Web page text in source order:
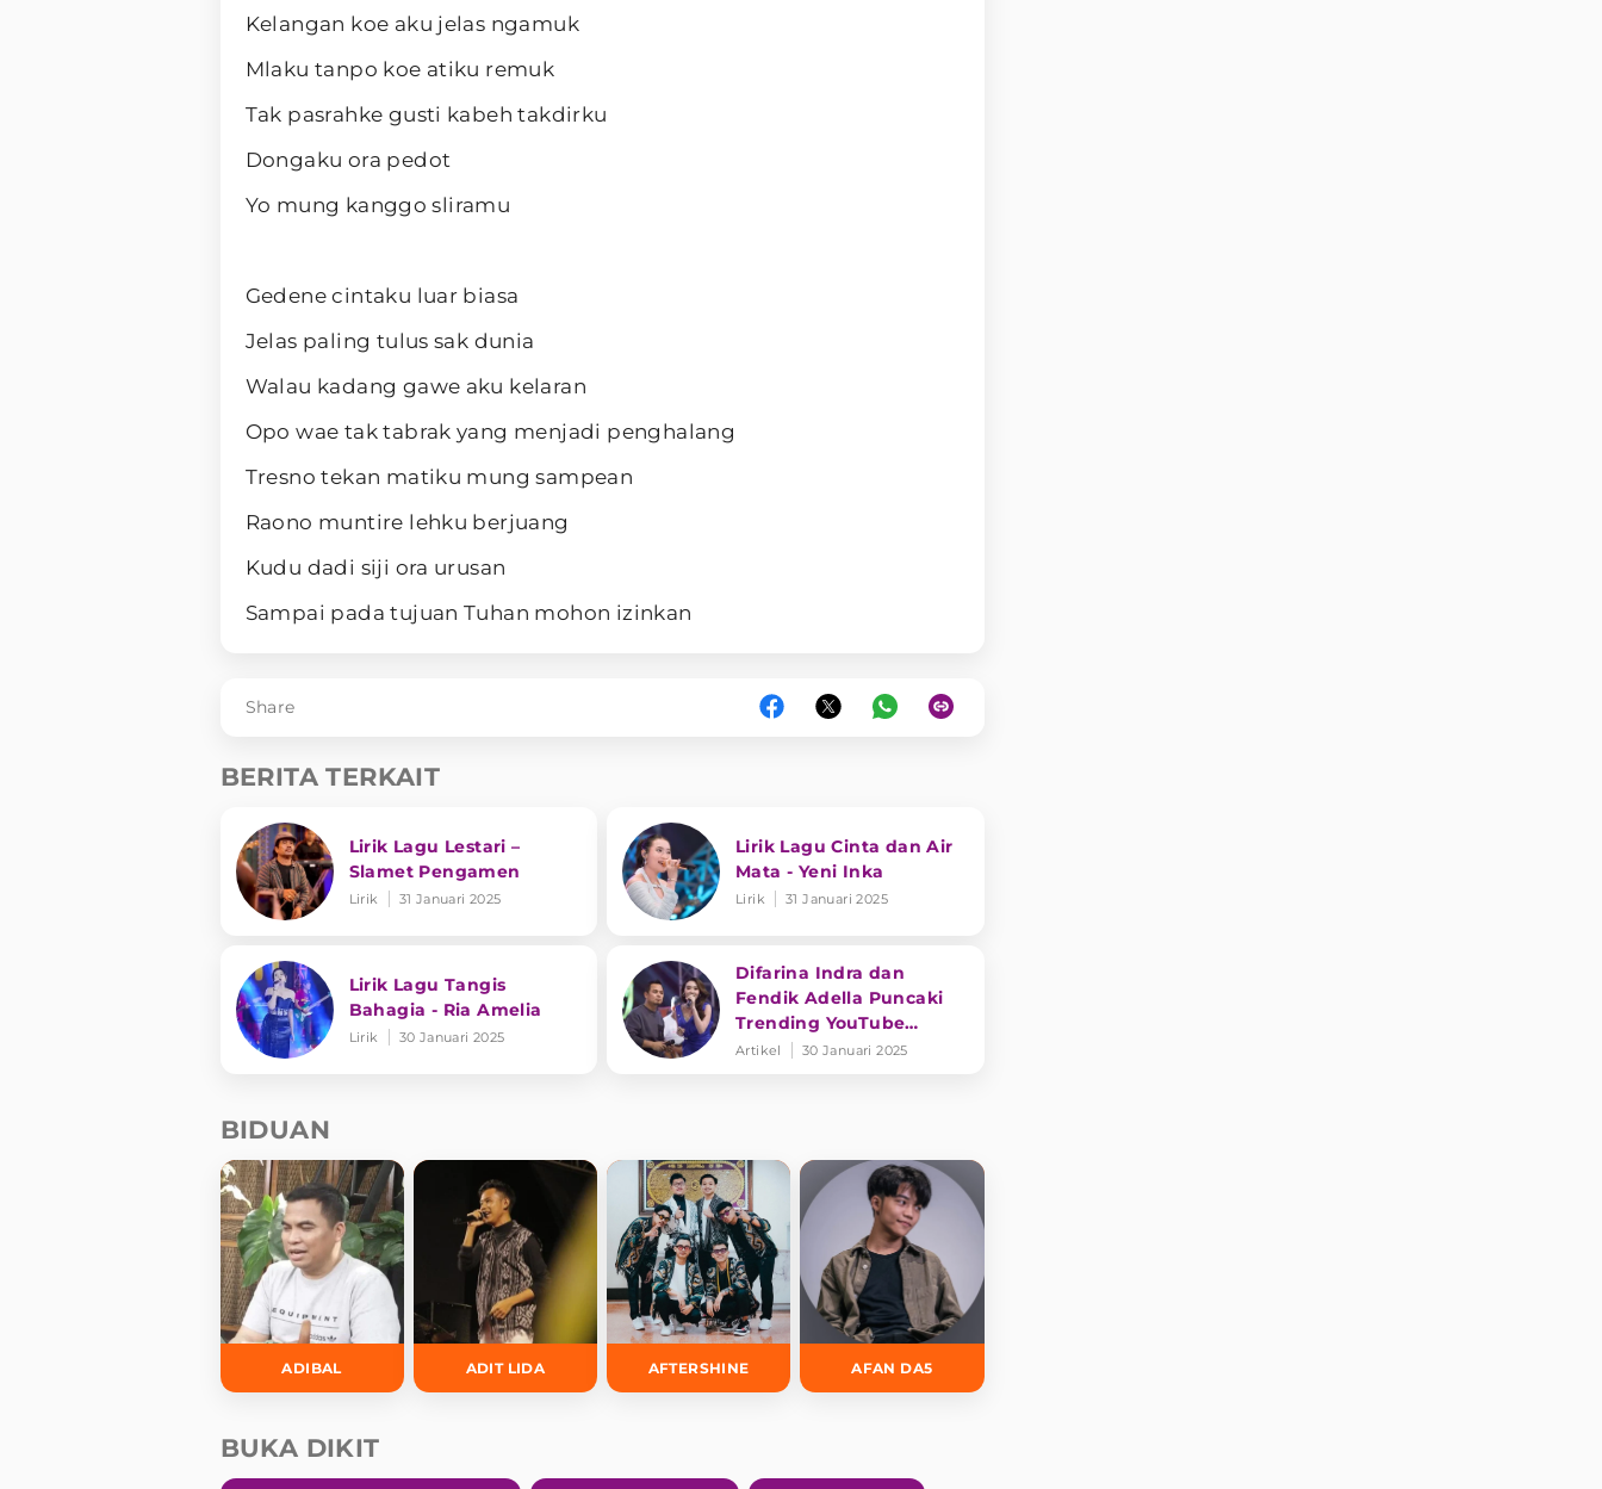
Kelangan koe aku jelas ngamuk
Mlaku tanpo koe atiku remuk
Tak pasrahke gusti kabeh takdirku
Dongaku ora pedot
Yo mung kanggo sliramu
Gedene cintaku luar biasa
Jelas paling tulus sak dunia
Walau kadang gawe aku kelaran
Opo wae tak tabrak yang menjadi penghalang
Tresno tekan matiku mung sampean
Raono muntire lehku berjuang
Kudu dadi siji ora urusan
Sampai pada tujuan Tuhan mohon izinkan
Share
BERITA TERKAIT
Lirik Lagu Lestari –
Slamet Pengamen
Lirik 31 Januari 2025
Lirik Lagu Cinta dan Air
Mata - Yeni Inka
Lirik 31 Januari 2025
Lirik Lagu Tangis
Bahagia - Ria Amelia
Lirik 30 Januari 2025
Difarina Indra dan
Fendik Adella Puncaki
Trending YouTube
dengan 'Tresno Tekan
Artikel 30 Januari 2025
BIDUAN
ADIBAL ADIT LIDA AFTERSHINE AFAN DA5
BUKA DIKIT